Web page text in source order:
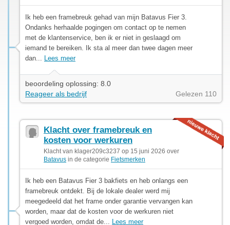
Ik heb een framebreuk gehad van mijn Batavus Fier 3.
Ondanks herhaalde pogingen om contact op te nemen
met de klantenservice, ben ik er niet in geslaagd om
iemand te bereiken. Ik sta al meer dan twee dagen meer
dan... Lees meer
beoordeling oplossing: 8.0
Reageer als bedrijf
Gelezen 110
Klacht over framebreuk en
kosten voor werkuren
Klacht van klager209c3237 op 15 juni 2026 over
Batavus in de categorie Fietsmerken
Ik heb een Batavus Fier 3 bakfiets en heb onlangs een
framebreuk ontdekt. Bij de lokale dealer werd mij
meegedeeld dat het frame onder garantie vervangen kan
worden, maar dat de kosten voor de werkuren niet
vergoed worden, omdat de... Lees meer